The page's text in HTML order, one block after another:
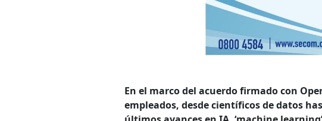
En el marco del acuerdo firmado con
empleados, desde científicos de datos